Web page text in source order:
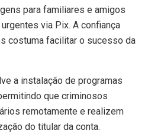
para familiares e amigos
via Pix. A confiança
costuma facilitar o sucesso da
a instalação de programas
que criminosos
remotamente e realizem
do titular da conta.